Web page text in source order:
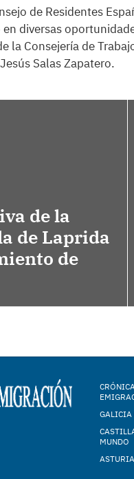
de Residentes
diversas
la Consejería de
Salas Zapatero.
de la
de Laprida
de
GALICIA
MUNDO